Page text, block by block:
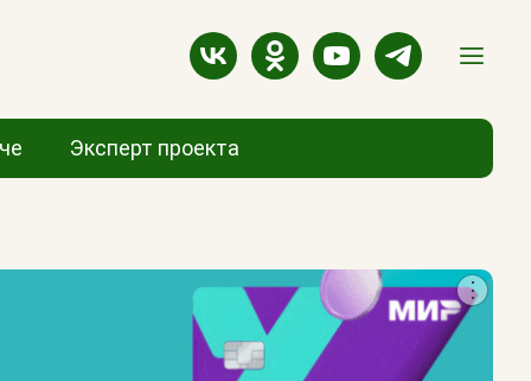
Эксперт проекта